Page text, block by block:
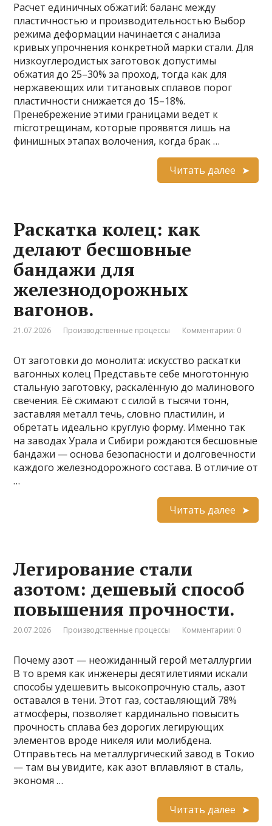
Расчет единичных обжатий: баланс между
пластичностью и производительностью Выбор
режима деформации начинается с анализа
кривых упрочнения конкретной марки стали. Для
низкоуглеродистых заготовок допустимы
обжатия до 25–30% за проход, тогда как для
нержавеющих или титановых сплавов порог
пластичности снижается до 15–18%.
Пренебрежение этими границами ведет к
microтрещинам, которые проявятся лишь на
финишных этапах волочения, когда брак …
Читать далее
Раскатка колец: как
делают бесшовные
бандажи для
железнодорожных
вагонов.
21.07.2026 Производственные процессы Комментарии: 0
От заготовки до монолита: искусство раскатки
вагонных колец Представьте себе многотонную
стальную заготовку, раскалённую до малинового
свечения. Её сжимают с силой в тысячи тонн,
заставляя металл течь, словно пластилин, и
обретать идеально круглую форму. Именно так
на заводах Урала и Сибири рождаются бесшовные
бандажи — основа безопасности и долговечности
каждого железнодорожного состава. В отличие от
…
Читать далее
Легирование стали
азотом: дешевый способ
повышения прочности.
20.07.2026 Производственные процессы Комментарии: 0
Почему азот — неожиданный герой металлургии
В то время как инженеры десятилетиями искали
способы удешевить высокопрочную сталь, азот
оставался в тени. Этот газ, составляющий 78%
атмосферы, позволяет кардинально повысить
прочность сплава без дорогих легирующих
элементов вроде никеля или молибдена.
Отправьтесь на металлургический завод в Токио
— там вы увидите, как азот вплавляют в сталь,
экономя …
Читать далее